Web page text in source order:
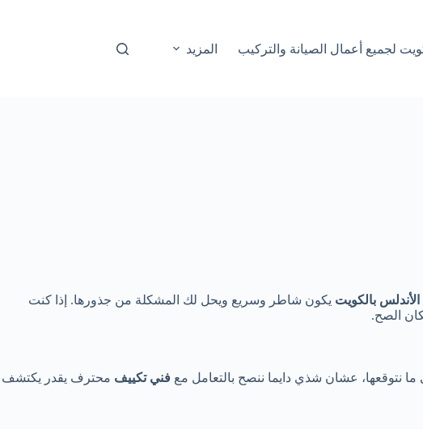
لجميع أعمال الصيانة والتركيب المزيد
بالكويت يكون شاطر وسريع ويحل لك المشكلة من جذورها. إذا كنت
الصح.
ما نتوقعها، عشان شذي دايما ننصح بالتعامل مع فني تكييف محترف يقدر يكتشف